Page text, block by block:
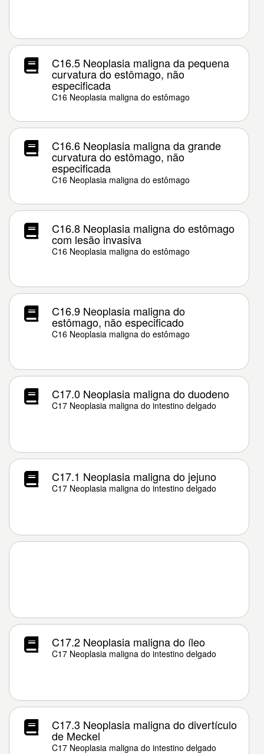
C16.5 Neoplasia maligna da pequena
curvatura do estômago, não
especificada
C16 Neoplasia maligna do estômago
C16.6 Neoplasia maligna da grande
curvatura do estômago, não
especificada
C16 Neoplasia maligna do estômago
C16.8 Neoplasia maligna do estômago
com lesão invasiva
C16 Neoplasia maligna do estômago
C16.9 Neoplasia maligna do
estômago, não especificado
C16 Neoplasia maligna do estômago
C17.0 Neoplasia maligna do duodeno
C17 Neoplasia maligna do intestino delgado
C17.1 Neoplasia maligna do jejuno
C17 Neoplasia maligna do intestino delgado
C17.2 Neoplasia maligna do íleo
C17 Neoplasia maligna do intestino delgado
C17.3 Neoplasia maligna do divertículo
de Meckel
C17 Neoplasia maligna do intestino delgado